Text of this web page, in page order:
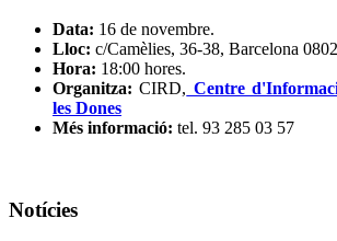
Data: 16 de novembre.
Lloc: c/Camèlies, 36-38, Barcelona
Hora: 18:00 hores.
Organitza: CIRD, Centre
les Dones
Més informació: tel. 93 285 03 57
Notícies